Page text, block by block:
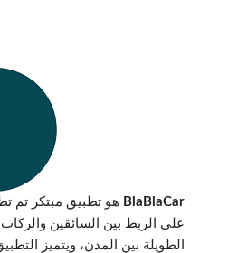
BlaBlaCar هو تطبيق مبتكر تم
على الربط بين السائقين
الطويلة بين المدن، ويتميز